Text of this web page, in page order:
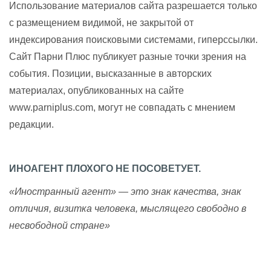
Использование материалов сайта разрешается только
с размещением видимой, не закрытой от
индексирования поисковыми системами, гиперссылки.
Сайт Парни Плюс публикует разные точки зрения на
события. Позиции, высказанные в авторских
материалах, опубликованных на сайте
www.parniplus.com, могут не совпадать с мнением
редакции.
ИНОАГЕНТ ПЛОХОГО НЕ ПОСОВЕТУЕТ.
«Иностранный агент» — это знак качества, знак
отличия, визитка человека, мыслящего свободно в
несвободной стране»